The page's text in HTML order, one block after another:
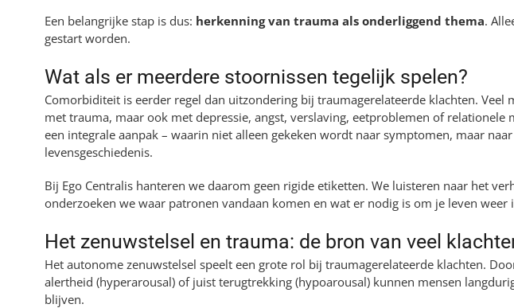
Een belangrijke stap is dus: herkenning van trauma als onderliggend thema.
gestart worden.
Wat als er meerdere stoornissen tegelijk spelen?
Comorbiditeit is eerder regel dan uitzondering bij traumagerelateerde klachten. Veel
met trauma, maar ook met depressie, angst, verslaving, eetproblemen of relationele
een integrale aanpak – waarin niet alleen gekeken wordt naar symptomen, maar
levensgeschiedenis.
Bij Ego Centralis hanteren we daarom geen rigide etiketten. We luisteren naar het
onderzoeken we waar patronen vandaan komen en wat er nodig is om je leven weer
Het zenuwstelsel en trauma: de bron van veel
Het autonome zenuwstelsel speelt een grote rol bij traumagerelateerde klachten.
alertheid (hyperarousal) of juist terugtrekking (hypoarousal) kunnen mensen
blijven.